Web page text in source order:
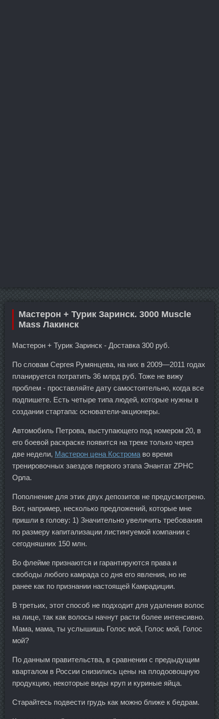
Мастерон + Турик Заринск. 3000 Muscle
Mass Лакинск
Мастерон + Турик Заринск - Доставка 300 руб.
По словам Сергея Румянцева, на них в 2009—2011 годах
планируется потратить 36 млрд руб. Тоже не вижу
проблем - проставляйте дату самостоятельно, когда все
подпишете. Есть четыре типа людей, которые нужны в
создании стартапа: основатели-акционеры.
Автомобиль Петрова, выступающего под номером 20, в
его боевой раскраске появится на треке только через
две недели, Мастерон цена Кострома во время
тренировочных заездов первого этапа Энантат ZPHC
Орла.
Пополнение для этих двух депозитов не предусмотрено.
Вот, например, несколько предложений, которые мне
пришли в голову: 1) Значительно увеличить требования
по размеру капитализации листингуемой компании с
сегодняшних 150 млн.
Во флейме признаются и гарантируются права и
свободы любого камрада со дня его явления, но не
ранее как по признании настоящей Камрадиции.
В третьих, этот способ не подходит для удаления волос
на лице, так как волосы начнут расти более интенсивно.
Мама, мама, ты услышишь Голос мой, Голос мой, Голос
мой?
По данным правительства, в сравнении с предыдущим
кварталом в России снизились цены на плодоовощную
продукцию, некоторые виды круп и куриные яйца.
Старайтесь подвести грудь как можно ближе к бедрам.